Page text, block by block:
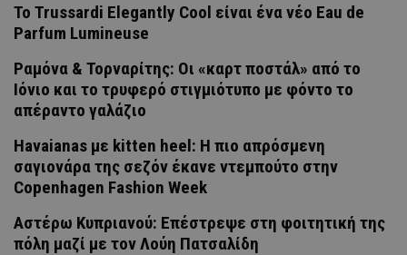
Το Trussardi Elegantly Cool είναι ένα νέο Eau de
Parfum Lumineuse
Ραμόνα & Τορναρίτης: Οι «καρτ ποστάλ» από το
Ιόνιο και το τρυφερό στιγμιότυπο με φόντο το
απέραντο γαλάζιο
Havaianas με kitten heel: Η πιο απρόσμενη
σαγιονάρα της σεζόν έκανε ντεμπούτο στην
Copenhagen Fashion Week
Αστέρω Κυπριανού: Επέστρεψε στη φοιτητική της
πόλη μαζί με τον Λούη Πατσαλίδη